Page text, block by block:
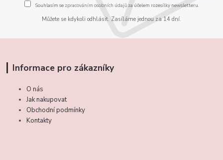
Souhlasím se zpracováním osobních údajůza účelem rozesílky newsletteru.
Můžete se kdykoli odhlásit. Zasíláme jednou za 14 dní.
Informace pro zákazníky
O nás
Jak nakupovat
Obchodní podmínky
Kontakty